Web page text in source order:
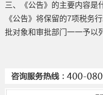
三、《公告》的主要内容是
《公告》将保留的7项税务
批对象和审批部门一一予以